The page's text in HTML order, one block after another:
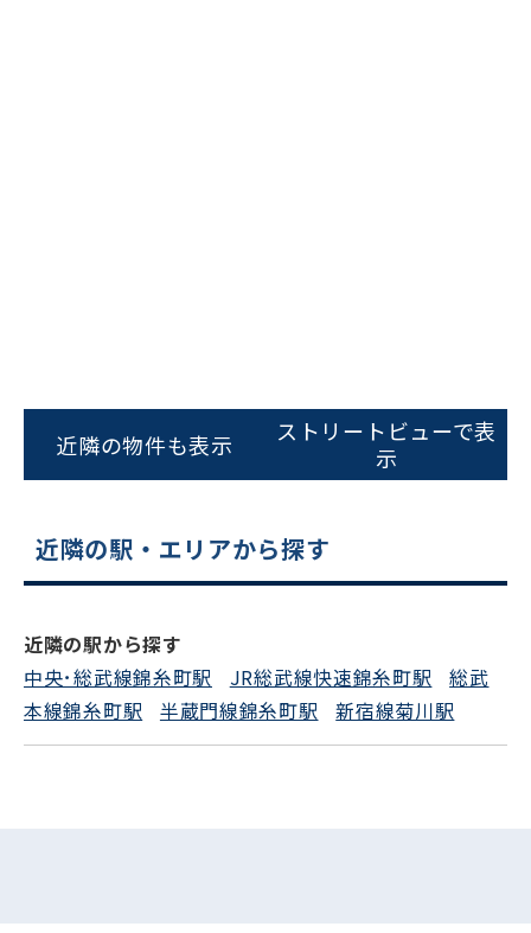
0120-620-213
近隣の物件も表示
ストリートビューで表
示
近隣の駅・エリアから探す
近隣の駅から探す
中央･総武線錦糸町駅
JR総武線快速錦糸町駅
総武
本線錦糸町駅
半蔵門線錦糸町駅 新宿線菊川駅